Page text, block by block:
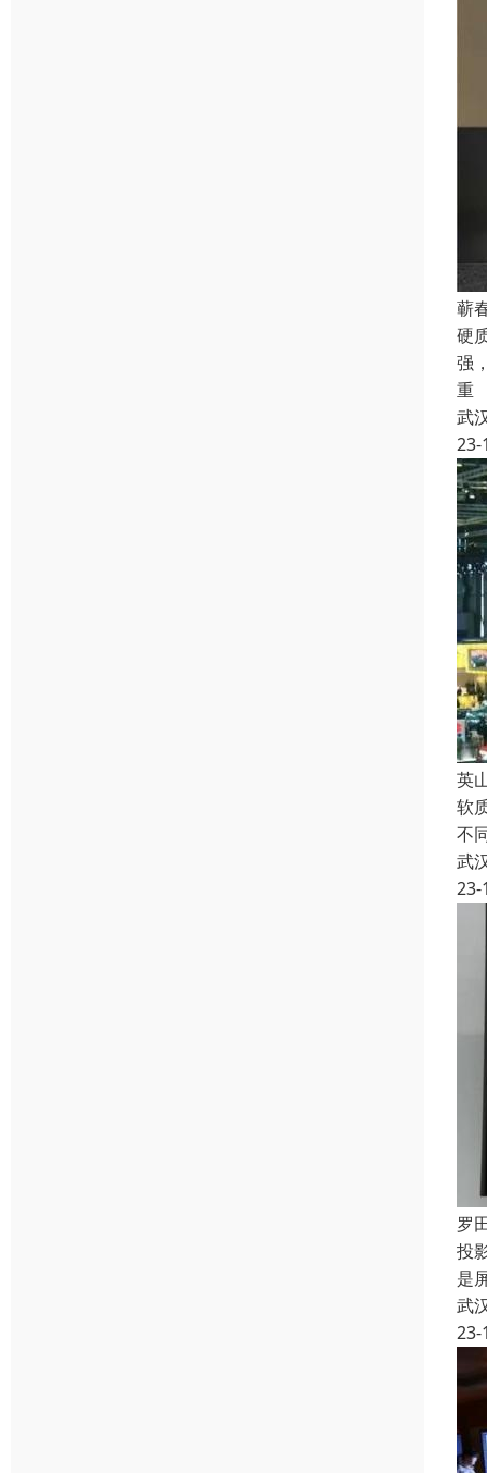
蕲
硬
强
重
武
23-
英
软
不
武
23-
罗
投
是
武
23-